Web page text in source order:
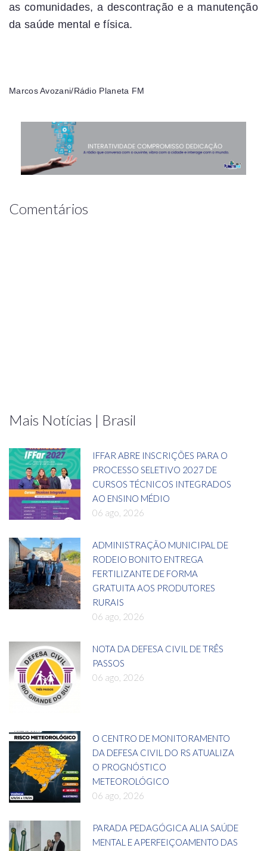
as comunidades, a descontração e a manutenção
da saúde mental e física.
Marcos Avozani/Rádio Planeta FM
Comentários
Mais Notícias | Brasil
IFFAR ABRE INSCRIÇÕES PARA O
PROCESSO SELETIVO 2027 DE
CURSOS TÉCNICOS INTEGRADOS
AO ENSINO MÉDIO
06 ago, 2026
ADMINISTRAÇÃO MUNICIPAL DE
RODEIO BONITO ENTREGA
FERTILIZANTE DE FORMA
GRATUITA AOS PRODUTORES
RURAIS
06 ago, 2026
NOTA DA DEFESA CIVIL DE TRÊS
PASSOS
06 ago, 2026
O CENTRO DE MONITORAMENTO
DA DEFESA CIVIL DO RS ATUALIZA
O PROGNÓSTICO
METEOROLÓGICO
06 ago, 2026
PARADA PEDAGÓGICA ALIA SAÚDE
MENTAL E APERFEIÇOAMENTO DAS